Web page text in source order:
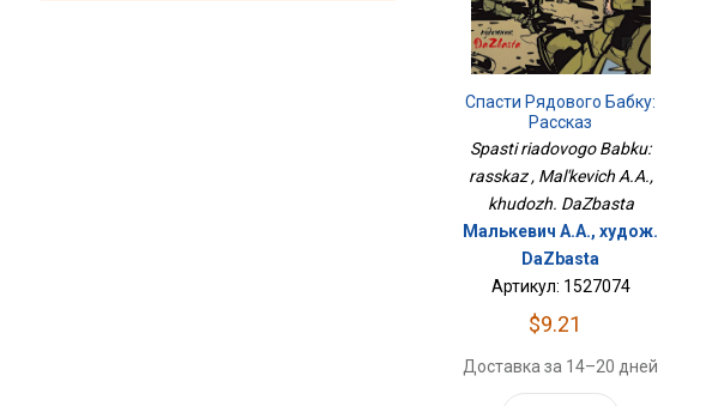
Спасти Рядового Бабку:
Рассказ
Spasti riadovogo Babku:
rasskaz , Mal'kevich A.A.,
khudozh. DaZbasta
Малькевич А.А., худож.
DaZbasta
Артикул: 1527074
$9.21
Доставка за 14–20 дней